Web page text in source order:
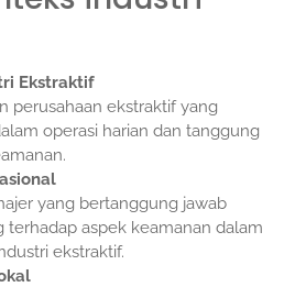
Ekstraktif
perusahaan ekstraktif yang
operasi harian dan tanggung
yang bertanggung jawab
terhadap aspek keamanan dalam
ekstraktif.